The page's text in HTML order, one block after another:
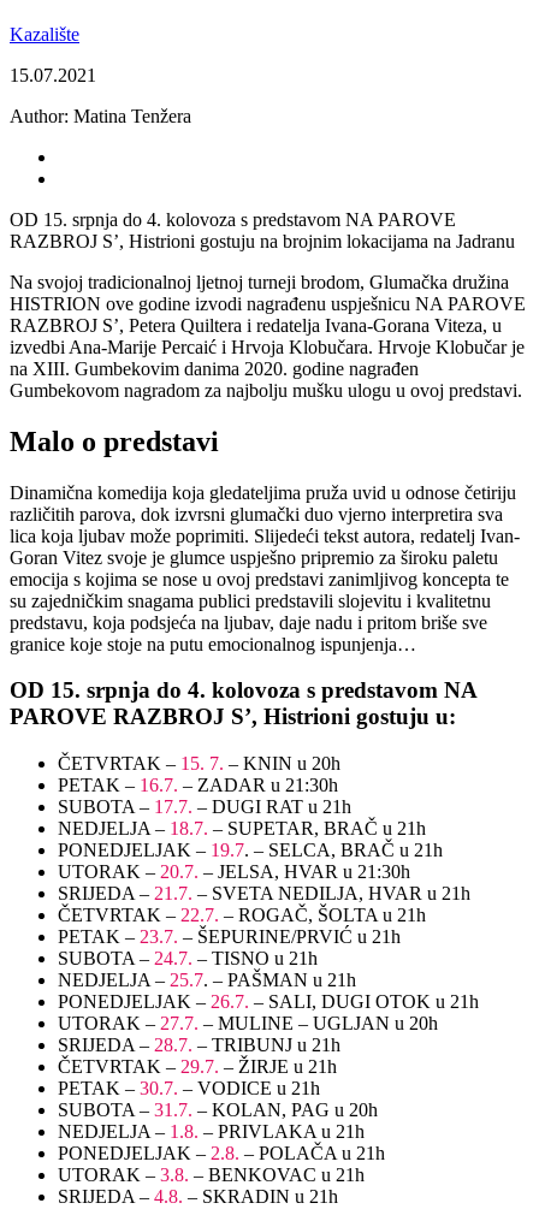
Kazalište
15.07.2021
Author: Matina Tenžera
OD 15. srpnja do 4. kolovoza s predstavom NA PAROVE
RAZBROJ S’, Histrioni gostuju na brojnim lokacijama na Jadranu
Na svojoj tradicionalnoj ljetnoj turneji brodom, Glumačka družina
HISTRION ove godine izvodi nagrađenu uspješnicu NA PAROVE
RAZBROJ S’, Petera Quiltera i redatelja Ivana-Gorana Viteza, u
izvedbi Ana-Marije Percaić i Hrvoja Klobučara. Hrvoje Klobučar je
na XIII. Gumbekovim danima 2020. godine nagrađen
Gumbekovom nagradom za najbolju mušku ulogu u ovoj predstavi.
Malo o predstavi
Dinamična komedija koja gledateljima pruža uvid u odnose četiriju
različitih parova, dok izvrsni glumački duo vjerno interpretira sva
lica koja ljubav može poprimiti. Slijedeći tekst autora, redatelj Ivan-
Goran Vitez svoje je glumce uspješno pripremio za široku paletu
emocija s kojima se nose u ovoj predstavi zanimljivog koncepta te
su zajedničkim snagama publici predstavili slojevitu i kvalitetnu
predstavu, koja podsjeća na ljubav, daje nadu i pritom briše sve
granice koje stoje na putu emocionalnog ispunjenja…
OD 15. srpnja do 4. kolovoza s predstavom NA
PAROVE RAZBROJ S’, Histrioni gostuju u:
ČETVRTAK – 15. 7. – KNIN u 20h
PETAK – 16.7. – ZADAR u 21:30h
SUBOTA – 17.7. – DUGI RAT u 21h
NEDJELJA – 18.7. – SUPETAR, BRAČ u 21h
PONEDJELJAK – 19.7. – SELCA, BRAČ u 21h
UTORAK – 20.7. – JELSA, HVAR u 21:30h
SRIJEDA – 21.7. – SVETA NEDILJA, HVAR u 21h
ČETVRTAK – 22.7. – ROGAČ, ŠOLTA u 21h
PETAK – 23.7. – ŠEPURINE/PRVIĆ u 21h
SUBOTA – 24.7. – TISNO u 21h
NEDJELJA – 25.7. – PAŠMAN u 21h
PONEDJELJAK – 26.7. – SALI, DUGI OTOK u 21h
UTORAK – 27.7. – MULINE – UGLJAN u 20h
SRIJEDA – 28.7. – TRIBUNJ u 21h
ČETVRTAK – 29.7. – ŽIRJE u 21h
PETAK – 30.7. – VODICE u 21h
SUBOTA – 31.7. – KOLAN, PAG u 20h
NEDJELJA – 1.8. – PRIVLAKA u 21h
PONEDJELJAK – 2.8. – POLAČA u 21h
UTORAK – 3.8. – BENKOVAC u 21h
SRIJEDA – 4.8. – SKRADIN u 21h